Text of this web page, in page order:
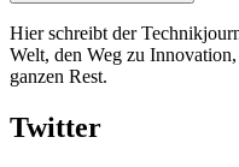
Hier schreibt der
Welt, den Weg zu
ganzen Rest.
Twitter